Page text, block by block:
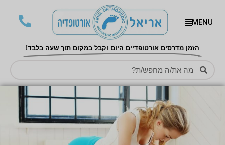
MENU
הזמן מדרסים אורטופדיים היום וקבל במקום תוך שעה בלבד!